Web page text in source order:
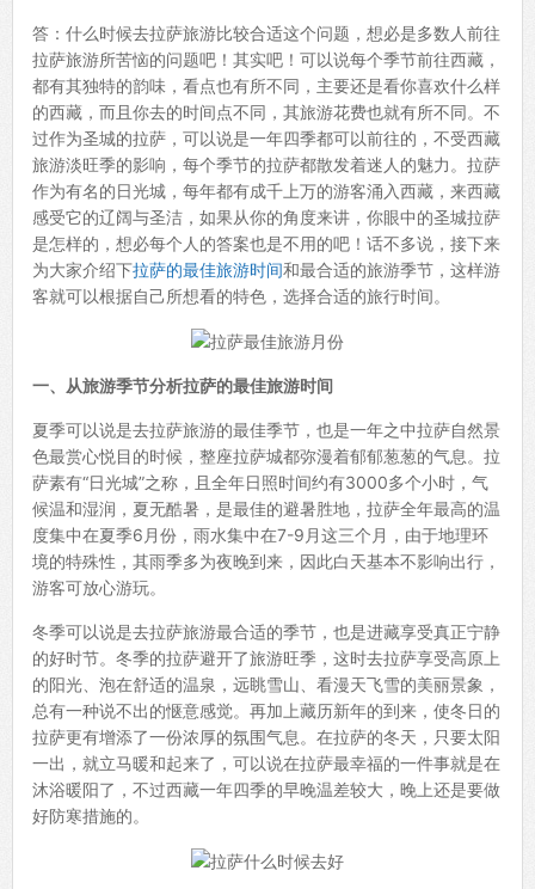
答：什么时候去拉萨旅游比较合适这个问题，想必是多数人前往
拉萨旅游所苦恼的问题吧！其实吧！可以说每个季节前往西藏，
都有其独特的韵味，看点也有所不同，主要还是看你喜欢什么样
的西藏，而且你去的时间点不同，其旅游花费也就有所不同。不
过作为圣城的拉萨，可以说是一年四季都可以前往的，不受西藏
旅游淡旺季的影响，每个季节的拉萨都散发着迷人的魅力。拉萨
作为有名的日光城，每年都有成千上万的游客涌入西藏，来西藏
感受它的辽阔与圣洁，如果从你的角度来讲，你眼中的圣城拉萨
是怎样的，想必每个人的答案也是不用的吧！话不多说，接下来
为大家介绍下拉萨的最佳旅游时间和最合适的旅游季节，这样游
客就可以根据自己所想看的特色，选择合适的旅行时间。
一、从旅游季节分析拉萨的最佳旅游时间
夏季可以说是去拉萨旅游的最佳季节，也是一年之中拉萨自然景
色最赏心悦目的时候，整座拉萨城都弥漫着郁郁葱葱的气息。拉
萨素有“日光城”之称，且全年日照时间约有3000多个小时，气
候温和湿润，夏无酷暑，是最佳的避暑胜地，拉萨全年最高的温
度集中在夏季6月份，雨水集中在7-9月这三个月，由于地理环
境的特殊性，其雨季多为夜晚到来，因此白天基本不影响出行，
游客可放心游玩。
冬季可以说是去拉萨旅游最合适的季节，也是进藏享受真正宁静
的好时节。冬季的拉萨避开了旅游旺季，这时去拉萨享受高原上
的阳光、泡在舒适的温泉，远眺雪山、看漫天飞雪的美丽景象，
总有一种说不出的惬意感觉。再加上藏历新年的到来，使冬日的
拉萨更有增添了一份浓厚的氛围气息。在拉萨的冬天，只要太阳
一出，就立马暖和起来了，可以说在拉萨最幸福的一件事就是在
沐浴暖阳了，不过西藏一年四季的早晚温差较大，晚上还是要做
好防寒措施的。